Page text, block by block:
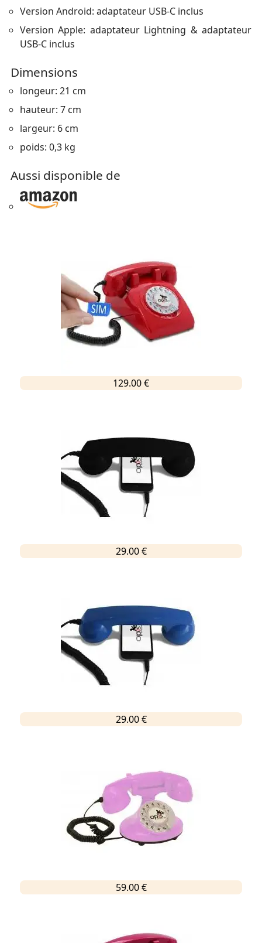
Version Android: adaptateur USB-C inclus
Version Apple: adaptateur Lightning & adaptateur
USB-C inclus
Dimensions
longeur: 21 cm
hauteur: 7 cm
largeur: 6 cm
poids: 0,3 kg
Aussi disponible de
129.00 €
29.00 €
29.00 €
59.00 €